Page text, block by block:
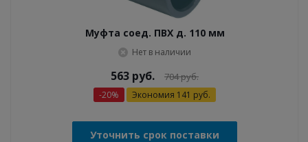
Муфта соед. ПВХ д. 110 мм
Нет в наличии
563 руб. 704руб.
-20% Экономия 141 руб.
Уточнить срок поставки